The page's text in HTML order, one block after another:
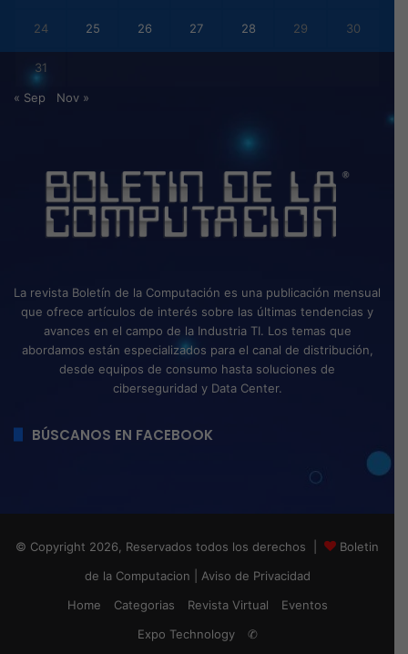
24 25 26 27 28 29 30
31
« Sep Nov »
La revista Boletín de la Computación es una publicación mensual
que ofrece artículos de interés sobre las últimas tendencias y
avances en el campo de la Industria TI. Los temas que
abordamos están especializados para el canal de distribución,
desde equipos de consumo hasta soluciones de
ciberseguridad y Data Center.
BÚSCANOS EN FACEBOOK
© Copyright 2026, Reservados todos los derechos |
Boletin
de la Computacion
Aviso de Privacidad
Home
Categorias Revista Virtual
Eventos
Expo Technology
✆